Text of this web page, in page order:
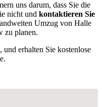
uns darum, dass Sie die
nicht und kontaktieren Sie
Umzug von Halle
zu planen.
, und erhalten Sie kostenlose